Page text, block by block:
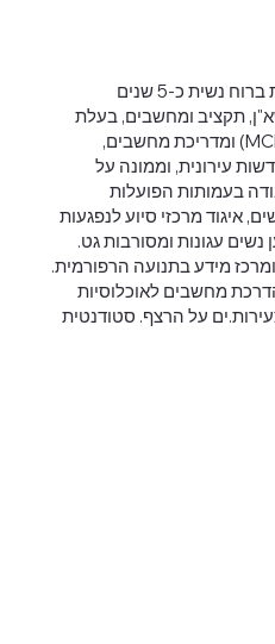
עו"ד בתחום זכויות אדם, עובדת ברוח נשית כ-5 שנים
תקציב ומחשבים, בעלת
תעודות מקצועיות כטכנאית (MCP) ומדריכת מחשבים,
עירונית, וממונה על
בעמותות הפועלות
איגוד מרכזי סיוע לנפגעות
עגונות ומסורבות גט.
עבדה כ- 10 שנים כמנהלת IT ומרכז מידע בתנועה הרפורמית.
מחשבים לאוכלוסיות
על הרצף. סטודנטית